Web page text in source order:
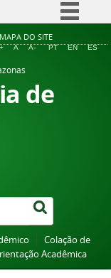
à informação
MAPA DO SITE
A A- PT EN ES
de
Colação de
Acadêmica